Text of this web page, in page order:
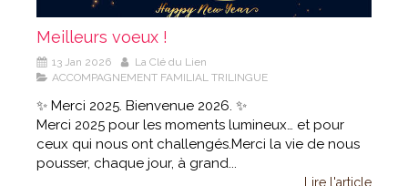
Meilleurs voeux !
13 Jan 2026
La Clé du Lien
ACCOMPAGNEMENT FAMILIAL TRILINGUE
✨ Merci 2025. Bienvenue 2026. ✨
Merci 2025 pour les moments lumineux… et pour
ceux qui nous ont challengés.Merci la vie de nous
pousser, chaque jour, à grand...
Lire l'article